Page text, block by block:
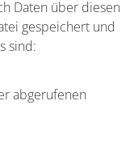
Daten über diesen
gespeichert und
sind:
abgerufenen